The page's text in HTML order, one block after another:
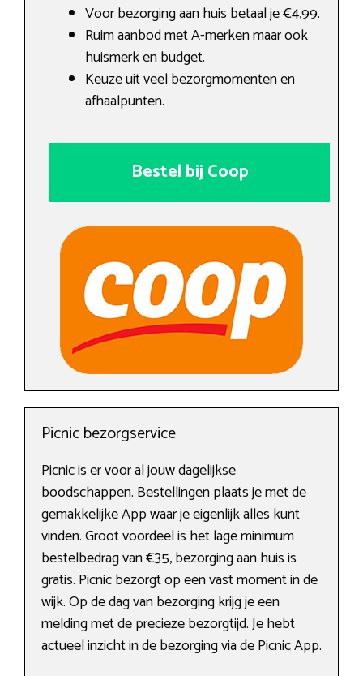
Voor bezorging aan huis betaal je €4,99.
Ruim aanbod met A-merken maar ook
huismerk en budget.
Keuze uit veel bezorgmomenten en
afhaalpunten.
Bestel bij Coop
Picnic bezorgservice
Picnic is er voor al jouw dagelijkse
boodschappen. Bestellingen plaats je met de
gemakkelijke App waar je eigenlijk alles kunt
vinden. Groot voordeel is het lage minimum
bestelbedrag van €35, bezorging aan huis is
gratis. Picnic bezorgt op een vast moment in de
wijk. Op de dag van bezorging krijg je een
melding met de precieze bezorgtijd. Je hebt
actueel inzicht in de bezorging via de Picnic App.